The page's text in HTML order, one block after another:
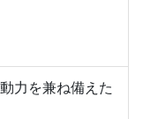
力を兼ね備えた